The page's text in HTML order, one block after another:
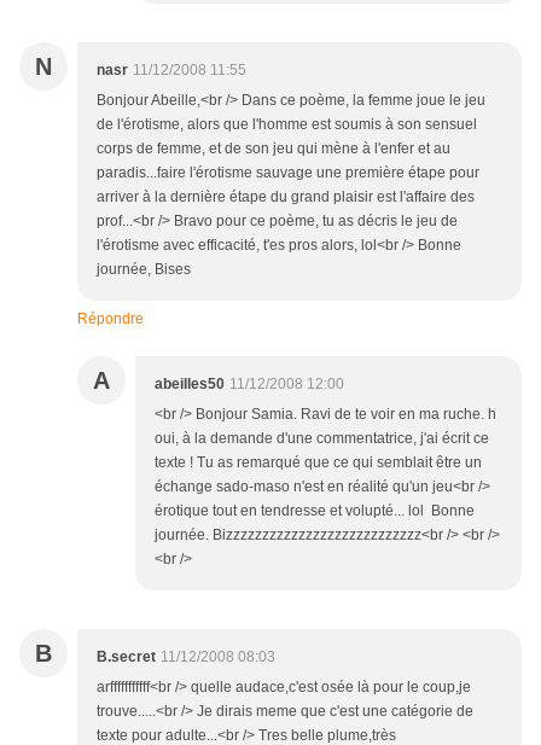
N nasr 11/12/2008 11:55
Bonjour Abeille,<br /> Dans ce poème, la femme joue le jeu
de l'érotisme, alors que l'homme est soumis à son sensuel
corps de femme, et de son jeu qui mène à l'enfer et au
paradis...faire l'érotisme sauvage une première étape pour
arriver à la dernière étape du grand plaisir est l'affaire des
prof...<br /> Bravo pour ce poème, tu as décris le jeu de
l'érotisme avec efficacité, t'es pros alors, lol<br /> Bonne
journée, Bises
Répondre
A abeilles50 11/12/2008 12:00
<br /> Bonjour Samia. Ravi de te voir en ma ruche. h
oui, à la demande d'une commentatrice, j'ai écrit ce
texte ! Tu as remarqué que ce qui semblait être un
échange sado-maso n'est en réalité qu'un jeu<br />
érotique tout en tendresse et volupté... lol Bonne
journée. Bizzzzzzzzzzzzzzzzzzzzzzzzzzz<br /> <br />
<br />
B B.secret 11/12/2008 08:03
arfffffffffff<br /> quelle audace,c'est osée là pour le coup,je
trouve.....<br /> Je dirais meme que c'est une catégorie de
texte pour adulte...<br /> Tres belle plume,très